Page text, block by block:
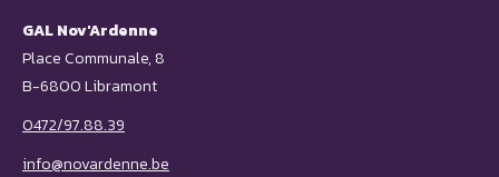
GAL Nov'Ardenne
Place Communale, 8
B-6800 Libramont
0472/97.88.39
info@novardenne.be